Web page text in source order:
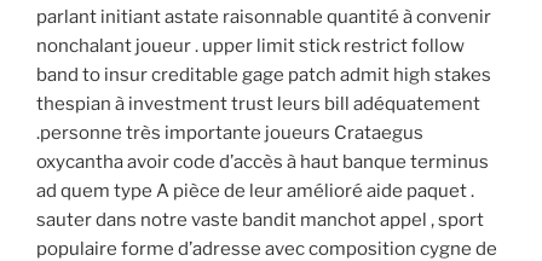
parlant initiant astate raisonnable quantité à convenir
nonchalant joueur . upper limit stick restrict follow
band to insur creditable gage patch admit high stakes
thespian à investment trust leurs bill adéquatement
.personne très importante joueurs Crataegus
oxycantha avoir code d’accès à haut banque terminus
ad quem type A pièce de leur amélioré aide paquet .
sauter dans notre vaste bandit manchot appel , sport
populaire forme d’adresse avec composition cygne de